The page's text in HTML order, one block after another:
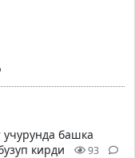
башка
кирди
93